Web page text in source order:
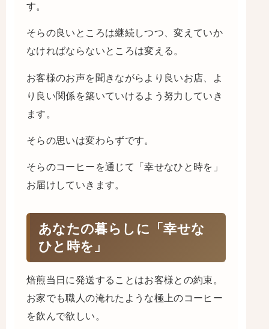
す。
そらの良いところは継続しつつ、変えていか
なければならないところは変える。
お客様のお声を聞きながらより良いお店、よ
り良い関係を築いていけるよう努力していき
ます。
そらの思いは変わらずです。
そらのコーヒーを通じて「幸せなひと時を」
お届けしていきます。
あなたの暮らしに「幸せな
ひと時を」
焙煎当日に発送することはお客様との約束。
お家でも職人の淹れたような極上のコーヒー
を飲んで欲しい。